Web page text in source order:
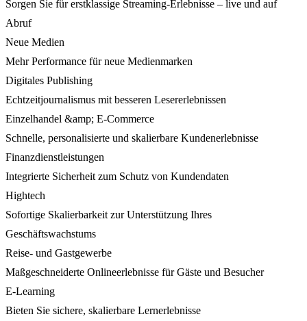
Sorgen Sie für erstklassige Streaming-Erlebnisse – live und auf
Abruf
Neue Medien
Mehr Performance für neue Medienmarken
Digitales Publishing
Echtzeitjournalismus mit besseren Lesererlebnissen
Einzelhandel &amp; E-Commerce
Schnelle, personalisierte und skalierbare Kundenerlebnisse
Finanzdienstleistungen
Integrierte Sicherheit zum Schutz von Kundendaten
Hightech
Sofortige Skalierbarkeit zur Unterstützung Ihres
Geschäftswachstums
Reise- und Gastgewerbe
Maßgeschneiderte Onlineerlebnisse für Gäste und Besucher
E-Learning
Bieten Sie sichere, skalierbare Lernerlebnisse